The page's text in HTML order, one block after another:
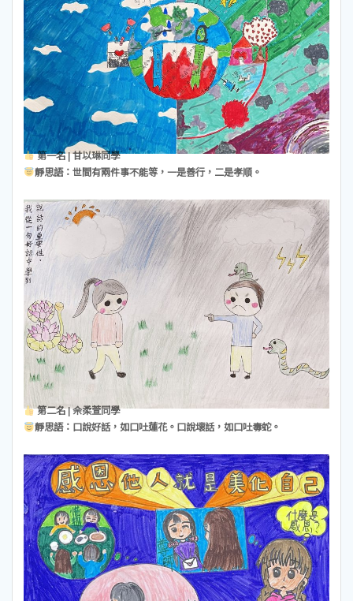
第一名 | 甘以琳同學
靜思語：世間有兩件事不能等，一是善行，二是孝順。
第二名 | 佘柔萱同學
靜思語：口說好話，如口吐蓮花。口說壞話，如口吐毒蛇。